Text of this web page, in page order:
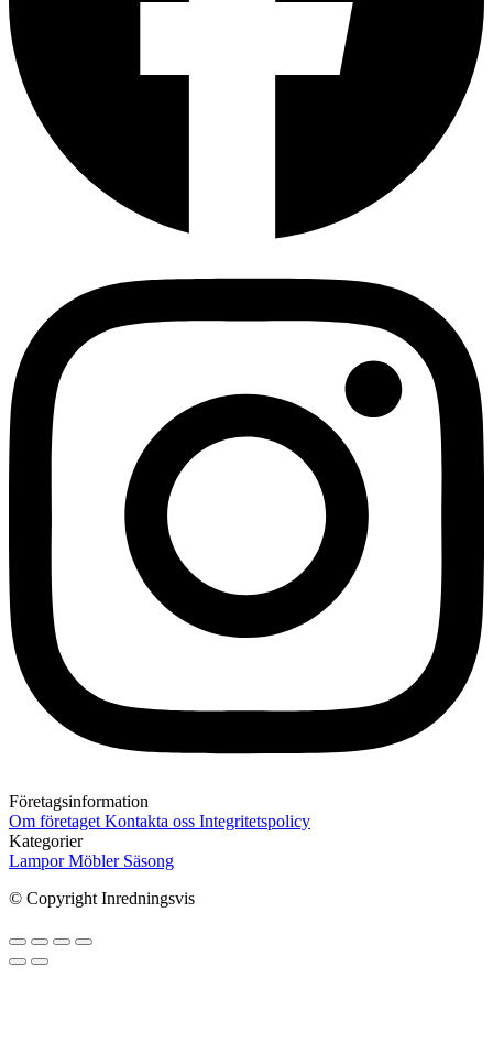
Företagsinformation
Om företaget Kontakta oss Integritetspolicy
Kategorier
LamporMöbler Säsong
© Copyright Inredningsvis